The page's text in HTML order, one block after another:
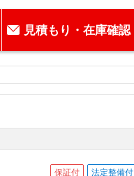
見積もり・在庫確認
保証付 法定整備付